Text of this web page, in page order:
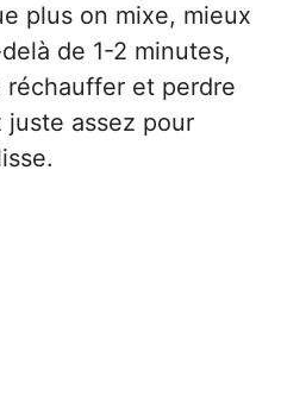
plus on mixe, mieux
de 1-2 minutes,
et perdre
assez pour